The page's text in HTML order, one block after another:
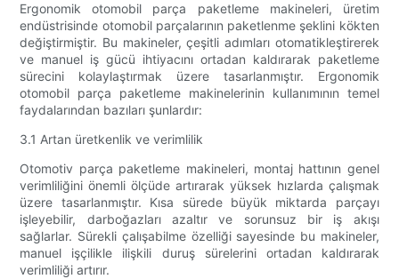
Ergonomik otomobil parça paketleme makineleri, üretim
endüstrisinde otomobil parçalarının paketlenme şeklini kökten
değiştirmiştir. Bu makineler, çeşitli adımları otomatikleştirerek
ve manuel iş gücü ihtiyacını ortadan kaldırarak paketleme
sürecini kolaylaştırmak üzere tasarlanmıştır. Ergonomik
otomobil parça paketleme makinelerinin kullanımının temel
faydalarından bazıları şunlardır:
3.1 Artan üretkenlik ve verimlilik
Otomotiv parça paketleme makineleri, montaj hattının genel
verimliliğini önemli ölçüde artırarak yüksek hızlarda çalışmak
üzere tasarlanmıştır. Kısa sürede büyük miktarda parçayı
işleyebilir, darboğazları azaltır ve sorunsuz bir iş akışı
sağlarlar. Sürekli çalışabilme özelliği sayesinde bu makineler,
manuel işçilikle ilişkili duruş sürelerini ortadan kaldırarak
verimliliği artırır.